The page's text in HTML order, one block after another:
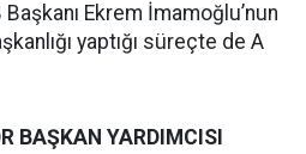
Ekrem İmamoğlu’nun
yaptığı süreçte de A
BAŞKAN YARDIMCISI